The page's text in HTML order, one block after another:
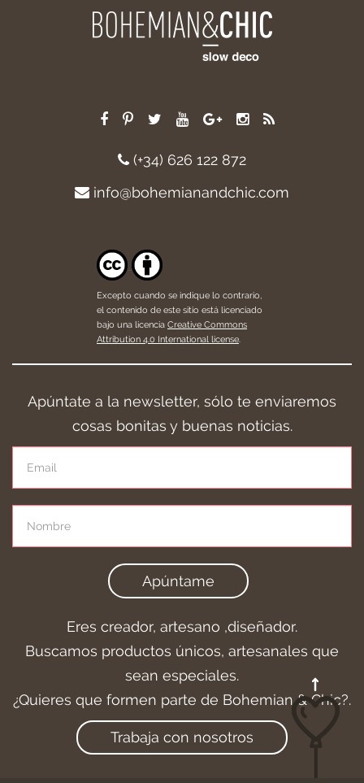
(+34) 626 122 872
info@bohemianandchic.com
Excepto cuando se indique lo contrario,
el contenido de este sitio está licenciado
bajo una licencia Creative Commons
Attribution 4.0 International license.
Apúntate a la newsletter, sólo te enviaremos
cosas bonitas y buenas noticias.
Apúntame
Eres creador, artesano ,diseñador.
Buscamos productos únicos, artesanales que
sean especiales.
¿Quieres que formen parte de Bohemian & Chic?.
Trabaja con nosotros